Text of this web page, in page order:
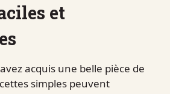
et
acquis une belle pièce de
simples peuvent